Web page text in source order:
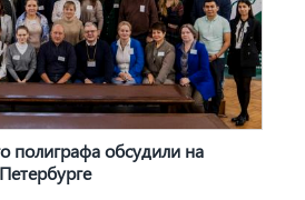
полиграфа обсудили на